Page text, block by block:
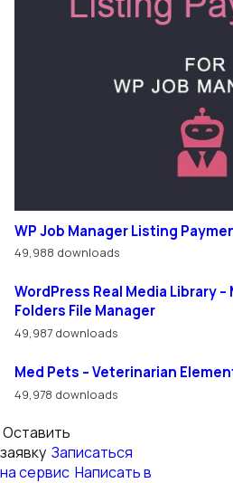
WP Job Manager Listing
49,988 downloads
WordPress Real Media Library
Folders File Manager
49,987 downloads
Med Pets – Veterinarian
49,978 downloads
Оставить
заявку Записаться
на сервис Написать в